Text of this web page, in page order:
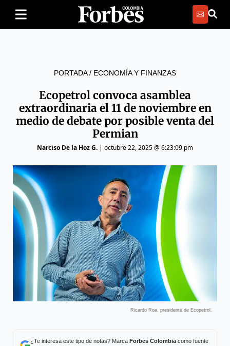
PORTADA/ ECONOMÍA Y FINANZAS
Ecopetrol convoca asamblea
extraordinaria el 11 de noviembre en
medio de debate por posible venta del
Permian
Narciso De la Hoz G. | octubre 22, 2025 @ 6:23:09 pm
Ricardo Roa, presidente de Ecopetrol.
¿Te interesa este tipo de notas? Marca Forbes Colombiacomo fuente